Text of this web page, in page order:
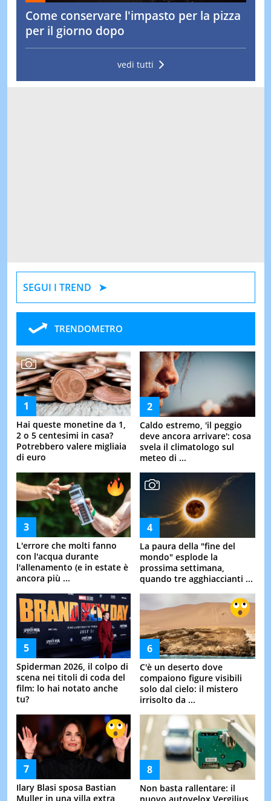
Come conservare l'impasto per la pizza
per il giorno dopo
vedi tutti
SEGUI I TREND
TRENDOMETRO
Hai queste monetine da 1,
2 o 5 centesimi in casa?
Potrebbero valere migliaia
di euro
Caldo estremo, 'il peggio
deve ancora arrivare': cosa
svela il climatologo sul
meteo di ...
L'errore che molti fanno
con l'acqua durante
l'allenamento (e in estate è
ancora più ...
La paura della "fine del
mondo" esplode la
prossima settimana,
quando tre agghiaccianti ...
Spiderman 2026, il colpo di
scena nei titoli di coda del
film: lo hai notato anche
tu?
C'è un deserto dove
compaiono figure visibili
solo dal cielo: il mistero
irrisolto da ...
Ilary Blasi sposa Bastian
Muller in una villa extra
Non basta rallentare: il
nuovo autovelox Vergilius